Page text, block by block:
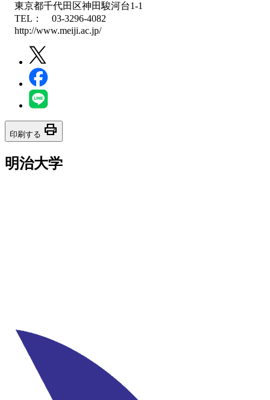
東京都千代田区神田駿河台1-1
TEL： 03-3296-4082
http://www.meiji.ac.jp/
印刷する print
明治大学